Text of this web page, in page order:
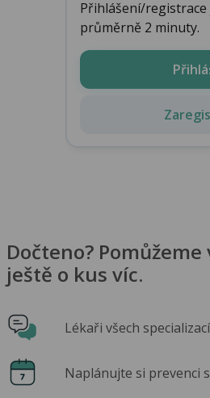
Přihlášení/registrace
průměrně 2 minuty.
Dočteno? Pomůžeme
ještě o kus víc.
Lékaři všech
Naplánujte si prevenci